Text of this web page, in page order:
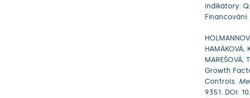
Indikátory:
Financování:
HAMÁKOVÁ,
Growth
Controls.
9351. DOI: